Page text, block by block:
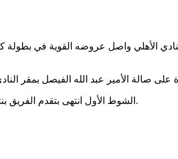
الأهلي واصل عروضه القوية في
الشوط الأول انتهى بتقدم الفريق بنتيجة 25-11، ثم تفوق «رجال طائرة الأهلي» في الشوط الثاني بنتيجة 25-10، قبل أن ينهي الفريق الشوط الثالث لصالحه 25-15.